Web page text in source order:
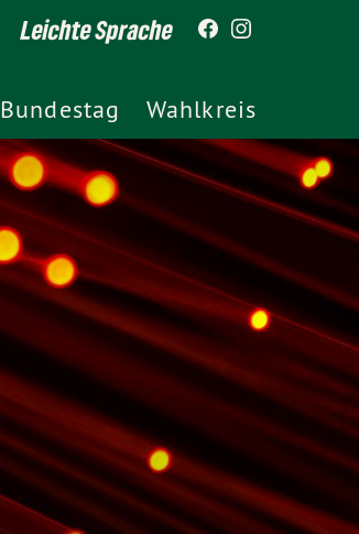
Leichte Sprache
Bundestag Wahlkreis